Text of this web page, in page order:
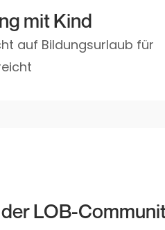
mit Kind
auf Bildungsurlaub für
LOB-